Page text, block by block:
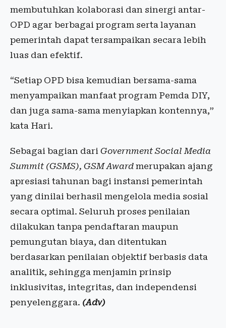
membutuhkan kolaborasi dan sinergi antar-
OPD agar berbagai program serta layanan
pemerintah dapat tersampaikan secara lebih
luas dan efektif.
“Setiap OPD bisa kemudian bersama-sama
menyampaikan manfaat program Pemda DIY,
dan juga sama-sama menyiapkan kontennya,”
kata Hari.
Sebagai bagian dari Government Social Media
Summit (GSMS), GSM Award merupakan ajang
apresiasi tahunan bagi instansi pemerintah
yang dinilai berhasil mengelola media sosial
secara optimal. Seluruh proses penilaian
dilakukan tanpa pendaftaran maupun
pemungutan biaya, dan ditentukan
berdasarkan penilaian objektif berbasis data
analitik, sehingga menjamin prinsip
inklusivitas, integritas, dan independensi
penyelenggara. (Adv)